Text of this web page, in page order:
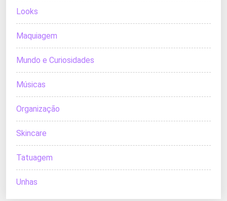
Looks
Maquiagem
Mundo e Curiosidades
Músicas
Organização
Skincare
Tatuagem
Unhas